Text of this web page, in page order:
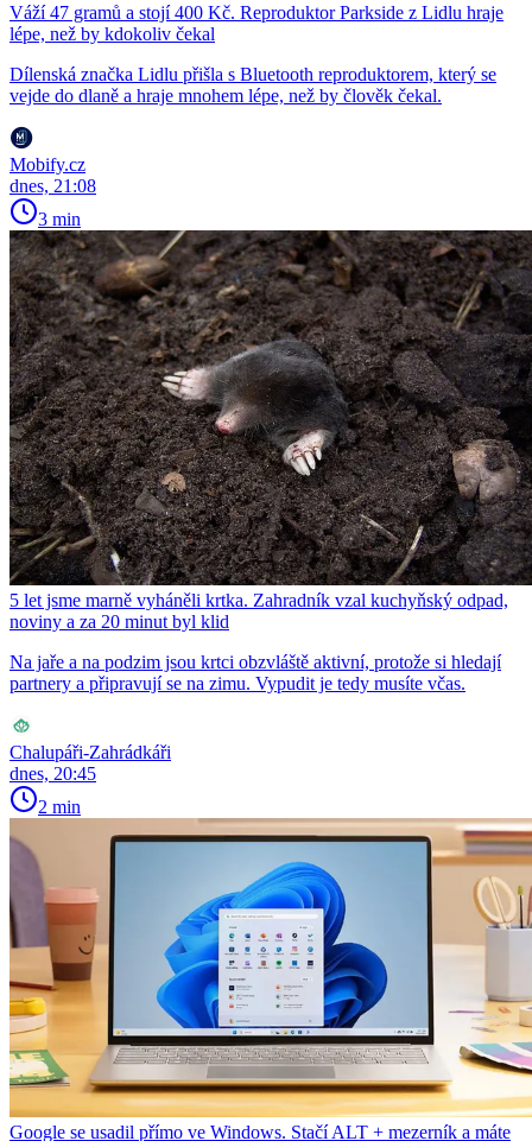
Váží 47 gramů a stojí 400 Kč. Reproduktor Parkside z Lidlu hraje
lépe, než by kdokoliv čekal
Dílenská značka Lidlu přišla s Bluetooth reproduktorem, který se
vejde do dlaně a hraje mnohem lépe, než by člověk čekal.
Mobify.cz
dnes, 21:08
3 min
5 let jsme marně vyháněli krtka. Zahradník vzal kuchyňský odpad,
noviny a za 20 minut byl klid
Na jaře a na podzim jsou krtci obzvláště aktivní, protože si hledají
partnery a připravují se na zimu. Vypudit je tedy musíte včas.
Chalupáři-Zahrádkáři
dnes, 20:45
2 min
Google se usadil přímo ve Windows. Stačí ALT + mezerník a máte